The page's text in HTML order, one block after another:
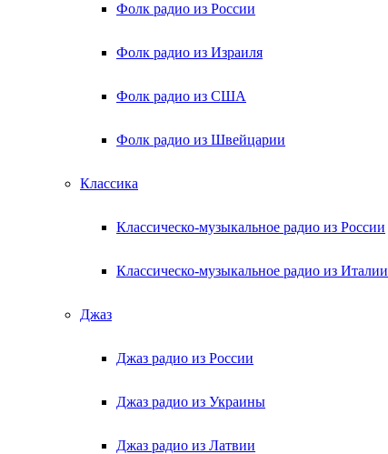
Фолк радио из России
Фолк радио из Израиля
Фолк радио из США
Фолк радио из Швейцарии
Классика
Классическо-музыкальное радио из России
Классическо-музыкальное радио из Италии
Джаз
Джаз радио из России
Джаз радио из Украины
Джаз радио из Латвии